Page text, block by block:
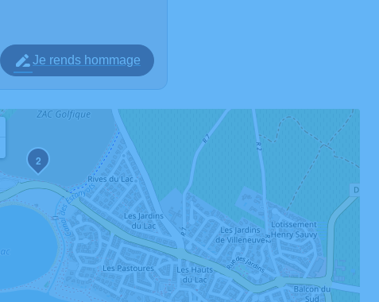
Je rends hommage
2